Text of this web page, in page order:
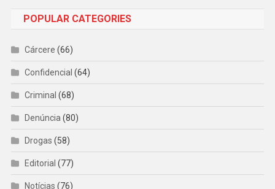
POPULAR CATEGORIES
Cárcere (66)
Confidencial (64)
Criminal (68)
Denúncia (80)
Drogas (58)
Editorial (77)
Notícias (76)